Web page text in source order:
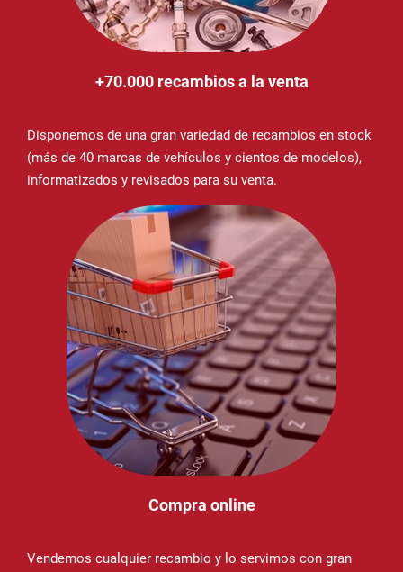
+70.000 recambios a la venta
Disponemos de una gran variedad de recambios en stock
(más de 40 marcas de vehículos y cientos de modelos),
informatizados y revisados para su venta.
Compra online
Vendemos cualquier recambio y lo servimos con gran